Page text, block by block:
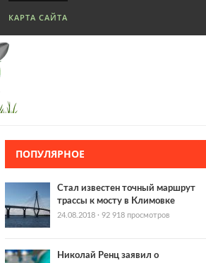
КАРТА САЙТА
ПОПУЛЯРНОЕ
Стал известен точный маршрут
трассы к мосту в Климовке
24.08.2018 · 92 918 просмотров
Николай Ренц заявил о